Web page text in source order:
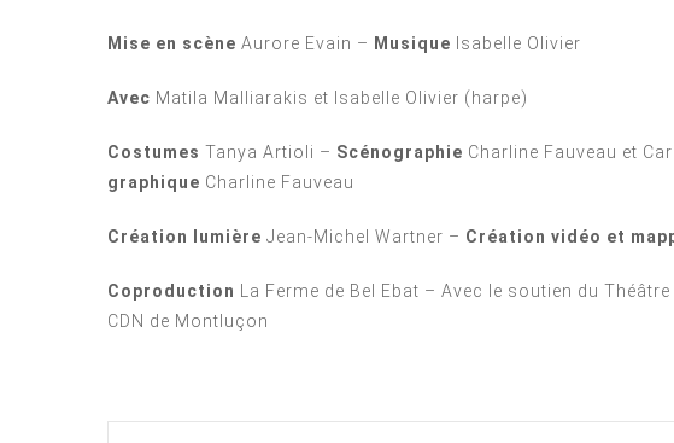
Mise en scène Aurore Evain – Musique Isabelle Olivier
Avec Matila Malliarakis et Isabelle Olivier (harpe)
Costumes Tanya Artioli – Scénographie Charline Fauveau et
graphique Charline Fauveau
Création lumière Jean-Michel Wartner – Création vidéo et
Coproduction
La Ferme de Bel Ebat – Avec le soutien du
CDN de Montluçon